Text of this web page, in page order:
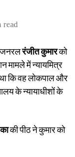
read
जनरलरंजीत कुमारको
मामले में न्यायमित्र
कि वह लोकपाल और
के न्यायाधीशों के
की पीठ ने कुमार को